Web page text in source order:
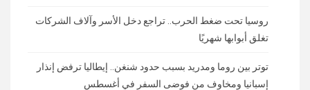
روسيا تحت ضغط الحرب.. تراجع دخل الأسر وآلاف الشركات
تغلق أبوابها شهريًا
توتر بين روما ومدريد بسبب حدود شنغن.. إيطاليا ترفض إنذار
إسبانيا ومخاوف من فوضى السفر في أغسطس